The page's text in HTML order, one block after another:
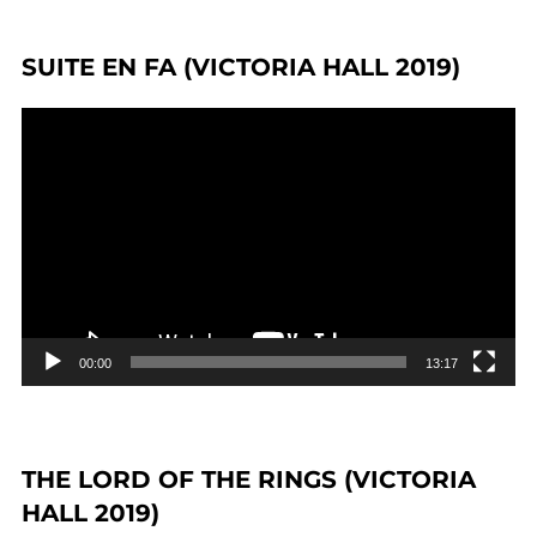
SUITE EN FA (VICTORIA HALL 2019)
00:00 13:17
THE LORD OF THE RINGS (VICTORIA
HALL 2019)